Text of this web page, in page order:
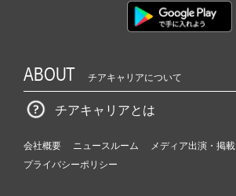
ABOUT チアキャリアについて
チアキャリアとは
会社概要 ニュースルーム
メディア出演・掲載
プライバシーポリシー